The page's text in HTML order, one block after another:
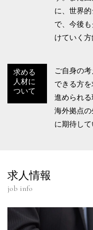
に、世界
で、今後
けていく方
求める
人材に
ついて
ご自身の
できる方
進められる
海外拠点
に期待して
求人情報
job info